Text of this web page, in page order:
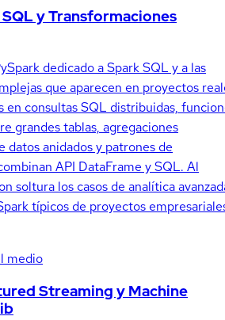
y Transformaciones
dedicado a Spark SQL y a las
que aparecen en proyectos
en consultas SQL distribuidas,
grandes tablas, agregaciones
datos anidados y patrones de
API DataFrame y SQL. Al
soltura los casos de analítica
típicos de proyectos
medio
Streaming y Machine